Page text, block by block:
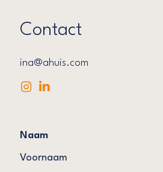
Contact
ina@ahuis.com
Naam
Voornaam